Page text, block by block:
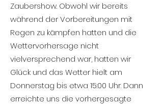
Zaubershow. Obwohl wir bereits
während der Vorbereitungen mit
Regen zu kämpfen hatten und die
Wettervorhersage nicht
vielversprechend war, hatten wir
Glück und das Wetter hielt am
Donnerstag bis etwa 15:00 Uhr. Dann
erreichte uns die vorhergesagte